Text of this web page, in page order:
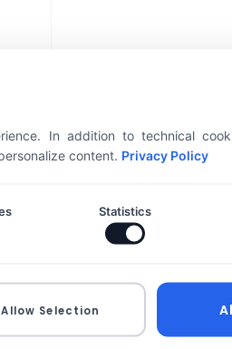
In addition to technical
content. Privacy Policy
Statistics
Allow Selection